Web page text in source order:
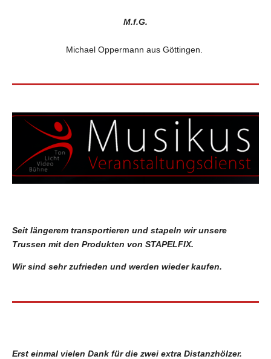
M.f.G.
Michael Oppermann aus Göttingen.
Seit längerem transportieren und stapeln wir unsere
Trussen mit den Produkten von STAPELFIX.
Wir sind sehr zufrieden und werden wieder kaufen.
Erst einmal vielen Dank für die zwei extra Distanzhölzer.